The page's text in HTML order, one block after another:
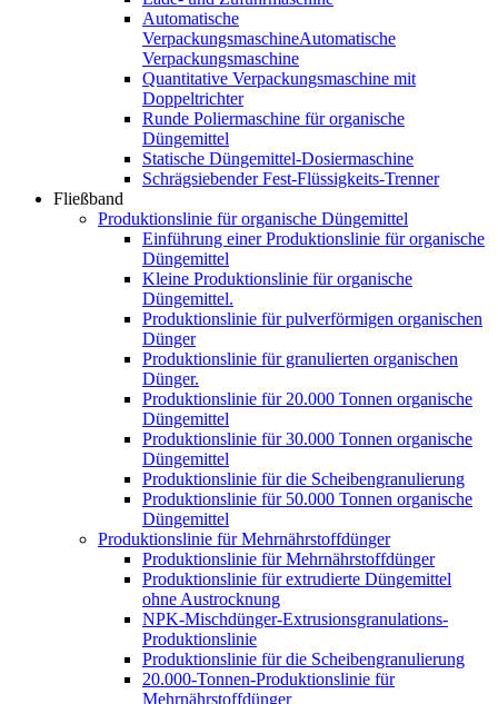
Automatische
VerpackungsmaschineAutomatische
Verpackungsmaschine
Quantitative Verpackungsmaschine mit
Doppeltrichter
Runde Poliermaschine für organische
Düngemittel
Statische Düngemittel-Dosiermaschine
Schrägsiebender Fest-Flüssigkeits-Trenner
Fließband
Produktionslinie für organische Düngemittel
Einführung einer Produktionslinie für organische
Düngemittel
Kleine Produktionslinie für organische
Düngemittel.
Produktionslinie für pulverförmigen organischen
Dünger
Produktionslinie für granulierten organischen
Dünger.
Produktionslinie für 20.000 Tonnen organische
Düngemittel
Produktionslinie für 30.000 Tonnen organische
Düngemittel
Produktionslinie für die Scheibengranulierung
Produktionslinie für 50.000 Tonnen organische
Düngemittel
Produktionslinie für Mehrnährstoffdünger
Produktionslinie für Mehrnährstoffdünger
Produktionslinie für extrudierte Düngemittel
ohne Austrocknung
NPK-Mischdünger-Extrusionsgranulations-
Produktionslinie
Produktionslinie für die Scheibengranulierung
20.000-Tonnen-Produktionslinie für
Mehrnährstoffdünger